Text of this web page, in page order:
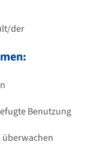
der
Benutzung
überwachen